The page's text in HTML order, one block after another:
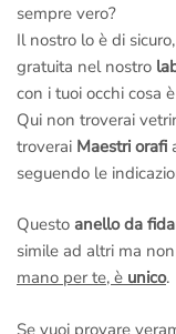
– Per motivi di
esclusivamente su
di selezione
sempre vero?
Il nostro lo è di
gratuita nel nostro
con i tuoi occhi cosa
Qui non troverai
troverai Maestri orafi
seguendo le
Questo anello da
simile ad altri ma
mano per te, è unico.
Se vuoi provare